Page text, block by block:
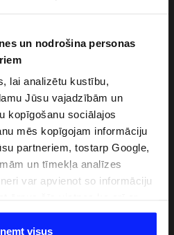
un nodrošina personas
lai analizētu kustību,
Jūsu vajadzībām un
kopīgošanu sociālajos
mēs kopīgojam informāciju
partneriem, tostarp Google,
un tīmekļa analīzes
var apvienot so informāciju
viņu pakalpojumus. Ar
Jūsu personas datus
visus